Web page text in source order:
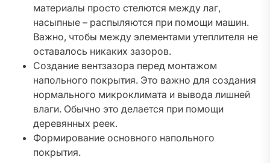
материалы просто стелются между лаг,
насыпные – распыляются при помощи машин.
Важно, чтобы между элементами утеплителя не
оставалось никаких зазоров.
Создание вентзазора перед монтажом
напольного покрытия. Это важно для создания
нормального микроклимата и вывода лишней
влаги. Обычно это делается при помощи
деревянных реек.
Формирование основного напольного
покрытия.